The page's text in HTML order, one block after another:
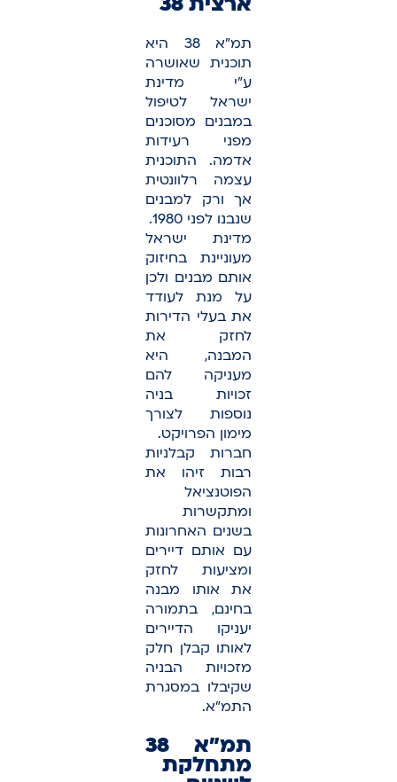
תמ"א 38 היא
תוכנית שאושרה
ע"י מדינת
ישראל לטיפול
במבנים מסוכנים
מפני רעידות
אדמה. התוכנית
עצמה רלוונטית
אך ורק למבנים
שנבנו לפני 1980.
מדינת ישראל
מעוניינת בחיזוק
אותם מבנים ולכן
על מנת לעודד
את בעלי הדירות
לחזק את
המבנה, היא
מעניקה להם
זכויות בניה
נוספות לצורך
מימון הפרויקט.
חברות קבלניות
רבות זיהו את
הפוטנציאל
ומתקשרות
בשנים האחרונות
עם אותם דיירים
ומציעות לחזק
את אותו מבנה
בחינם, בתמורה
יעניקו הדיירים
לאותו קבלן חלק
מזכויות הבניה
שקיבלו במסגרת
התמ"א.
תמ"א 38
מתחלקת